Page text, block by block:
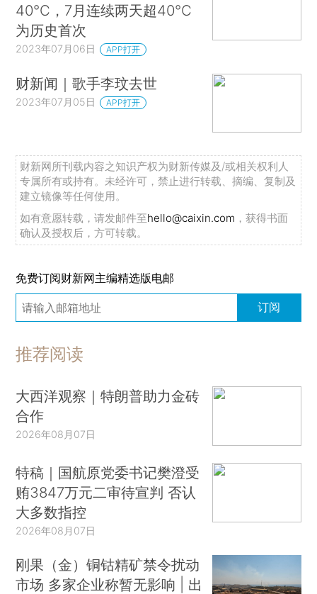
40℃，7月连续两天超40℃
为历史首次
2023年07月06日 APP打开
财新闻｜歌手李玟去世
2023年07月05日 APP打开
财新网所刊载内容之知识产权为财新传媒及/或相关权利人
专属所有或持有。未经许可，禁止进行转载、摘编、复制及
建立镜像等任何使用。
如有意愿转载，请发邮件至hello@caixin.com ，获得书面
确认及授权后，方可转载。
免费订阅财新网主编精选版电邮
订阅
推荐阅读
大西洋观察｜特朗普助力金砖
合作
2026年08月07日
特稿｜国航原党委书记樊澄受
贿3847万元二审待宣判 否认
大多数指控
2026年08月07日
刚果（金）铜钴精矿禁令扰动
市场 多家企业称暂无影响 | 出